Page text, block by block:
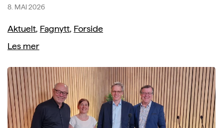
8. MAI 2026
Aktuelt, Fagnytt, Forside
Les mer